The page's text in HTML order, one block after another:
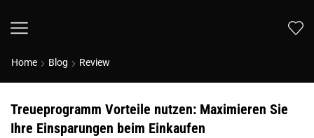
Home Blog Review
Treueprogramm Vorteile nutzen: Maximieren Sie
Ihre Einsparungen beim Einkaufen